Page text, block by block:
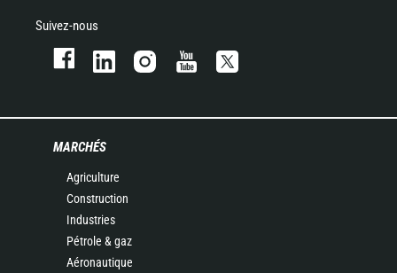
Suivez-nous
MARCHÉS
Agriculture
Construction
Industries
Pétrole & gaz
Aéronautique